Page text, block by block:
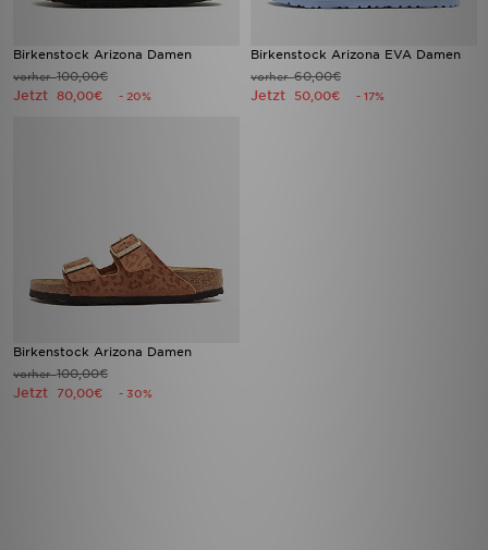
Birkenstock Arizona Damen
vorher100,00€
Jetzt 80,00€ - 20%
Birkenstock Arizona EVA Damen
vorher60,00€
Jetzt 50,00€ - 17%
Birkenstock Arizona Damen
vorher100,00€
Jetzt 70,00€ - 30%